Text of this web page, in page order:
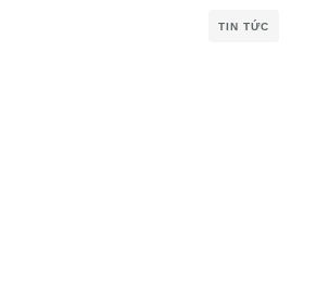
TIN TỨC